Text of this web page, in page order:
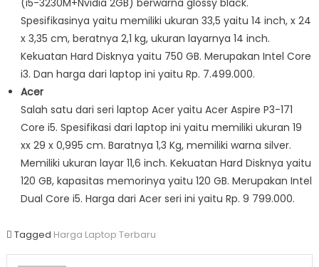
(i5-3230M+Nvidia 2GB) berwarna glossy black.
Spesifikasinya yaitu memiliki ukuran 33,5 yaitu 14 inch, x 24
x 3,35 cm, beratnya 2,1 kg, ukuran layarnya 14 inch.
Kekuatan Hard Disknya yaitu 750 GB. Merupakan Intel Core
i3. Dan harga dari laptop ini yaitu Rp. 7.499.000.
Acer
Salah satu dari seri laptop Acer yaitu Acer Aspire P3-171
Core i5. Spesifikasi dari laptop ini yaitu memiliki ukuran 19
xx 29 x 0,995 cm. Baratnya 1,3 Kg, memiliki warna silver.
Memiliki ukuran layar 11,6 inch. Kekuatan Hard Disknya yaitu
120 GB, kapasitas memorinya yaitu 120 GB. Merupakan Intel
Dual Core i5. Harga dari Acer seri ini yaitu Rp. 9 799.000.
Tagged Harga Laptop Terbaru